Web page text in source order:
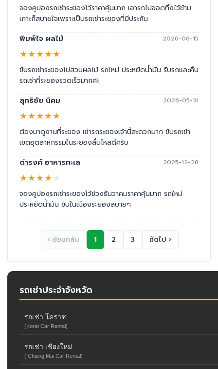
จองคูปองรถเช่าระยองไว้ราคาคุ้มมาก เอารถไปจอดทิ้งไว้ข้าม
เกาะก็สบายใจเพราะเป็นรถเช่าระยองที่มีประกัน
พิมพ์ใจ ผลไม้ 2026-06-15
★★★★★
ขับรถเช่าระยองไปสวนผลไม้ รถใหม่ ประหยัดน้ำมัน รับรถและคืน
รถเช่าที่ระยองรวดเร็วมากค่ะ
สุทธิชัย นิคม 2026-05-31
★★★★★
ต้องมาดูงานที่ระยอง เช่ารถระยองเจ้านี้สะดวกมาก ขับรถเข้า
เขตอุตสาหกรรมในระยองลื่นไหลดีครับ
ดำรงค์ อาหารทะเล 2025-12-28
★★★★★
จองคูปองรถเช่าระยองไว้ช่วงธันวาคมราคาคุ้มมาก รถใหม่
ประหยัดน้ำมัน ขับในเมืองระยองสบายๆ
‹ ย้อนกลับ 1 2 3 ถัดไป ›
รถเช่าประจำจังหวัด
รถเช่า โคราช
(Korat Car Rental)
รถเช่า เชียงใหม่
( Chiang Mai Car Rental)